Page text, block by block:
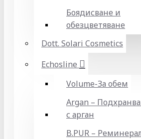
Боядисване и
обезцветяване
Dott. Solari Cosmetics
Echosline
Volume-За обем
Argan –
с арган
B.PUR –